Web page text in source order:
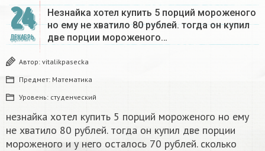
24
ДЕКАБРЬ
Незнайка хотел купить 5 порций мороженого
но ему не хватило 80 рублей. тогда он купил
две порции мороженого…
Автор: vitalikpasecka
Предмет: Математика
Уровень: студенческий
незнайка хотел купить 5 порций мороженого но ему
не хватило 80 рублей. тогда он купил две порции
мороженого и у него осталось 70 рублей. сколько